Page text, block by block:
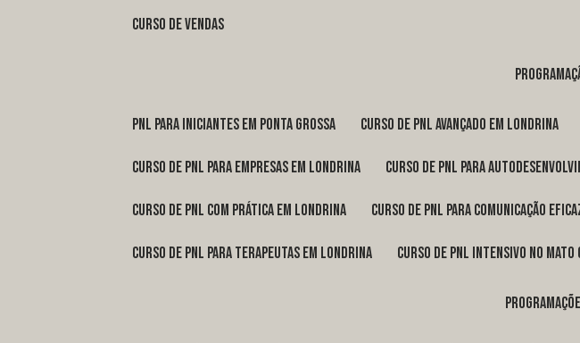
curso de vendas
pnl para iniciantes em Ponta Grossa curso de pnl avançado em Londrina
curso de pnl para empresas em Londrina curso de pnl para
curso de pnl com prática em Londrina curso de pnl para comunicação
curso de pnl para terapeutas em Londrina curso de pnl intensivo no Mato